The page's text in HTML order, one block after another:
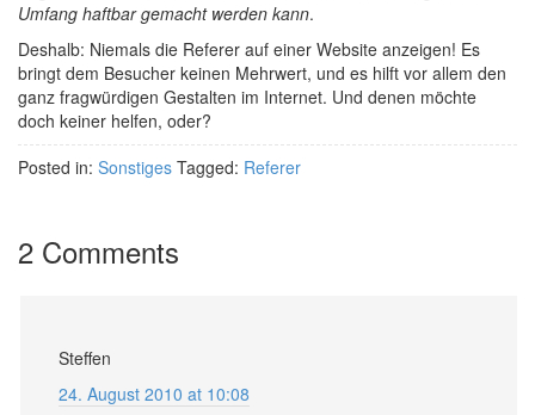
Umfang haftbar gemacht werden kann.
Deshalb: Niemals die Referer auf einer Website anzeigen! Es
bringt dem Besucher keinen Mehrwert, und es hilft vor allem den
ganz fragwürdigen Gestalten im Internet. Und denen möchte
doch keiner helfen, oder?
Posted in: Sonstiges Tagged: Referer
2 Comments
Steffen
24. August 2010 at 10:08